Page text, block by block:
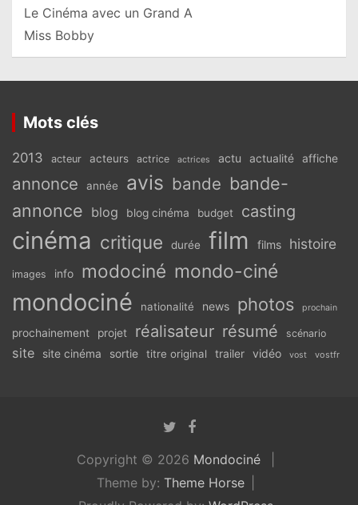
Le Cinéma avec un Grand A
Miss Bobby
Mots clés
2013 acteur acteurs actrice actrices actu actualité affiche
annonce année avis bande bande-
annonce blog blog cinéma budget casting
cinéma critique durée film films histoire
images info modociné mondo-ciné
mondociné nationalité news photos prochain
prochainement projet réalisateur résumé scénario
site site cinéma sortie titre original trailer vidéo vost vostfr
Copyright © 2026 Mondociné
Theme by: Theme Horse